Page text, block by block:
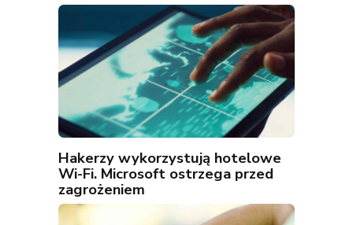
Hakerzy wykorzystują hotelowe
Wi-Fi. Microsoft ostrzega przed
zagrożeniem